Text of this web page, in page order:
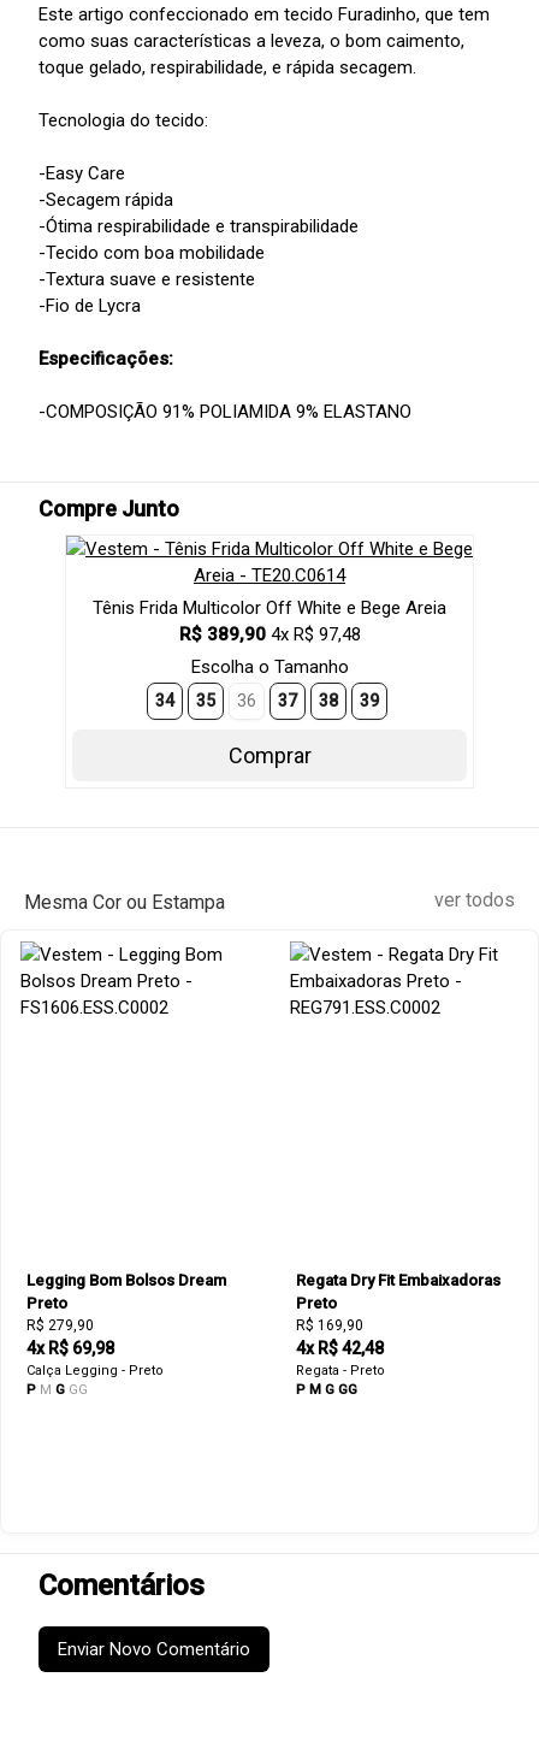
Este artigo confeccionado em tecido Furadinho, que tem
como suas características a leveza, o bom caimento,
toque gelado, respirabilidade, e rápida secagem.
Tecnologia do tecido:
-Easy Care
-Secagem rápida
-Ótima respirabilidade e transpirabilidade
-Tecido com boa mobilidade
-Textura suave e resistente
-Fio de Lycra
Especificações:
-COMPOSIÇÃO 91% POLIAMIDA 9% ELASTANO
Compre Junto
Tênis Frida Multicolor Off White e Bege Areia
R$ 389,90 4x R$ 97,48
Escolha o Tamanho
34 35 36 37 38 39
Comprar
Mesma Cor ou Estampa ver todos
Legging Bom Bolsos Dream
Preto
R$ 279,90
4x R$ 69,98
Calça Legging - Preto
P M G GG
Regata Dry Fit Embaixadoras
Preto
R$ 169,90
4x R$ 42,48
Regata - Preto
P M G GG
Comentários
Enviar Novo Comentário